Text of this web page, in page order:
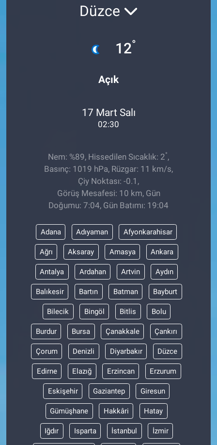
Düzce
12°
Açık
17 Mart Salı
02:30
Nem: %89, Hissedilen Sıcaklık: 2°,
Basınç: 1019 hPa, Rüzgar: 11 km/s,
Çiy Noktası: -0.1,
Görüş Mesafesi: 10 km, Gün
Doğumu: 7:04, Gün Batımı: 19:04
Adana Adıyaman Afyonkarahisar
Ağrı Aksaray Amasya Ankara
Antalya Ardahan Artvin Aydın
Balıkesir Bartın Batman Bayburt
Bilecik Bingöl Bitlis Bolu
Burdur Bursa Çanakkale Çankırı
Çorum Denizli Diyarbakır Düzce
Edirne Elazığ Erzincan Erzurum
Eskişehir Gaziantep Giresun
Gümüşhane Hakkâri Hatay
Iğdır Isparta İstanbul İzmir
Ege'den Esintiler
Gün Başlıyor
Gün Bitiyor
Gündem Özel
Günün görüntüsü
Haber
Kimdir
Koronavirüs
Kültür Sanat
Ne demişti
Nedir